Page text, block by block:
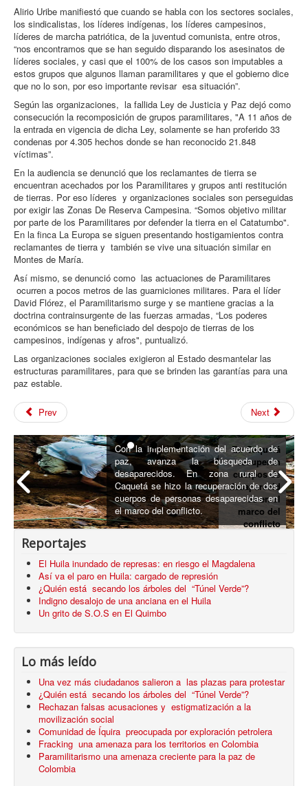
Alirio Uribe manifiestó que cuando se habla con los sectores sociales,
los sindicalistas, los líderes indígenas, los líderes campesinos,
líderes de marcha patriótica, de la juventud comunista, entre otros,
“nos encontramos que se han seguido disparando los asesinatos de
líderes sociales, y casi que el 100% de los casos son imputables a
estos grupos que algunos llaman paramilitares y que el gobierno dice
que no lo son, por eso importante revisar esa situación”.
Según las organizaciones, la fallida Ley de Justicia y Paz dejó como
consecución la recomposición de grupos paramilitares, "A 11 años de
la entrada en vigencia de dicha Ley, solamente se han proferido 33
condenas por 4.305 hechos donde se han reconocido 21.848
víctimas”.
En la audiencia se denunció que los reclamantes de tierra se
encuentran acechados por los Paramilitares y grupos anti restitución
de tierras. Por eso líderes y organizaciones sociales son perseguidas
por exigir las Zonas De Reserva Campesina. “Somos objetivo militar
por parte de los Paramilitares por defender la tierra en el Catatumbo".
En la finca La Europa se siguen presentando hostigamientos contra
reclamantes de tierra y también se vive una situación similar en
Montes de María.
Así mismo, se denunció como las actuaciones de Paramilitares
ocurren a pocos metros de las guarniciones militares. Para el líder
David Flórez, el Paramilitarismo surge y se mantiene gracias a la
doctrina contrainsurgente de las fuerzas armadas, “Los poderes
económicos se han beneficiado del despojo de tierras de los
campesinos, indígenas y afros", puntualizó.
Las organizaciones sociales exigieron al Estado desmantelar las
estructuras paramilitares, para que se brinden las garantías para una
paz estable.
Prev Next
En Caquetá
recuperan
cuerpos de
desaparecid
os en el
marco del
conflicto
Con la implementación del acuerdo de
paz, avanza la búsqueda de
desaparecidos. En zona rural de
Caquetá se hizo la recuperación de dos
cuerpos de personas desaparecidas en
el marco del conflicto.
Reportajes
El Huila inundado de represas: en riesgo el Magdalena
Así va el paro en Huila: cargado de represión
¿Quién está secando los árboles del “Túnel Verde”?
Indigno desalojo de una anciana en el Huila
Un grito de S.O.S en El Quimbo
Lo más leído
Una vez más ciudadanos salieron a las plazas para protestar
¿Quién está secando los árboles del “Túnel Verde”?
Rechazan falsas acusaciones y estigmatización a la
movilización social
Comunidad de Íquira preocupada por exploración petrolera
Fracking una amenaza para los territorios en Colombia
Paramilitarismo una amenaza creciente para la paz de
Colombia